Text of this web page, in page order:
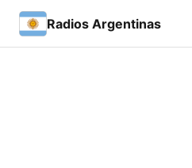
Radios Argentinas